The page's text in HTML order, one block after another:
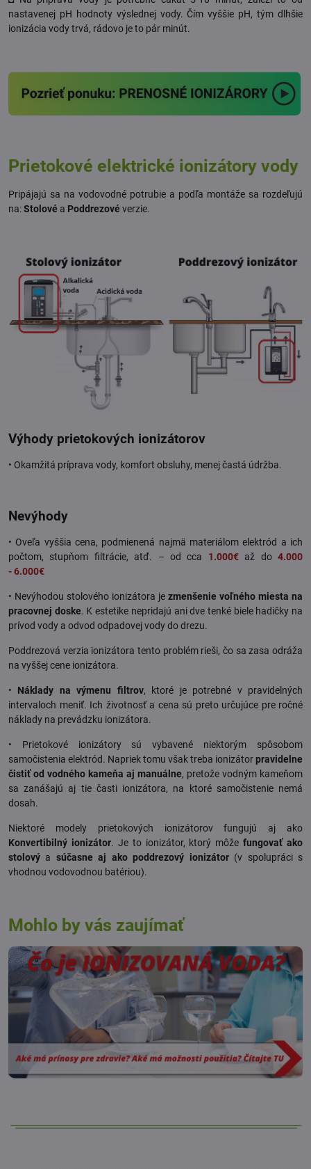
nastavenej pH hodnoty výslednej vody. Čím vyššie pH, tým dlhšie
ionizácia vody trvá, rádovo je to pár minút.
Prietokové elektrické ionizátory vody
Pripájajú sa na vodovodné potrubie a podľa montáže sa rozdeľujú
na:Stolové a Poddrezové verzie.
Výhody prietokových ionizátorov
• Okamžitá príprava vody, komfort obsluhy, menej častá údržba.
Nevýhody
• Oveľa vyššia cena, podmienená najmä materiálom elektród a ich
počtom, stupňom filtrácie, atď. – od cca 1.000€až do4.000
-6.000€
• Nevýhodou stolového ionizátora je zmenšenie voľného miesta na
pracovnej doske. K estetike nepridajú ani dve tenké biele hadičky na
prívod vody a odvod odpadovej vody do drezu.
Poddrezová verzia ionizátora tento problém rieši, čo sa zasa odráža
na vyššej cene ionizátora.
• Náklady na výmenu filtrov, ktoré je potrebné v pravidelných
intervaloch meniť. Ich životnosť a cena sú preto určujúce pre ročné
náklady na prevádzku ionizátora.
• Prietokové ionizátory sú vybavené niektorým spôsobom
samočistenia elektród. Napriek tomu však treba ionizátorpravidelne
čistiť od vodného kameňa aj manuálne, pretože vodným kameňom
sa zanášajú aj tie časti ionizátora, na ktoré samočistenie nemá
dosah.
Niektoré modely prietokových ionizátorov fungujú aj ako
Konvertibilný ionizátor. Je to ionizátor, ktorý môžefungovať ako
stolový a súčasne aj ako poddrezový ionizátor(v spolupráci s
vhodnou vodovodnou batériou).
Mohlo by vás zaujímať